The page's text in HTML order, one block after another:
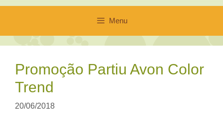
Menu
Promoção Partiu Avon Color
Trend
20/06/2018